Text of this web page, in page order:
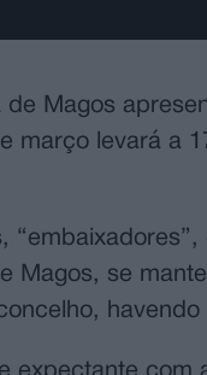
Magos
março levará a
Magos, se